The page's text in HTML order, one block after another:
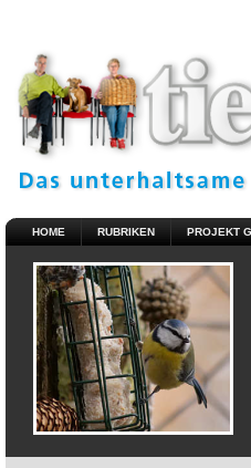
HOME RUBRIKEN PROJEKT